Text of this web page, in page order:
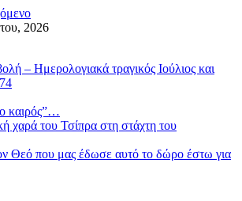
2026
– Ημερολογιακά τραγικός Ιούλιος και
καιρός”…
χαρά του Τσίπρα στη στάχτη του
Θεό που μας έδωσε αυτό το δώρο έστω για